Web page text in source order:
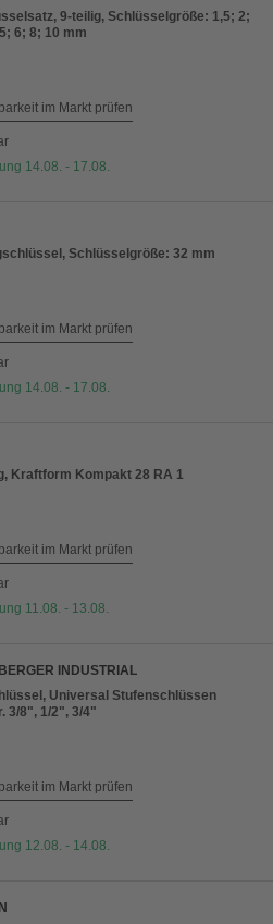
9-teilig, Schlüsselgröße: 1,5; 2;
6; 8; 10 mm
im Markt prüfen
14.08. - 17.08.
Schlüsselgröße: 32 mm
im Markt prüfen
14.08. - 17.08.
Kraftform Kompakt 28 RA 1
im Markt prüfen
11.08. - 13.08.
INDUSTRIAL
Universal Stufenschlüssen
3/8", 1/2", 3/4"
im Markt prüfen
12.08. - 14.08.